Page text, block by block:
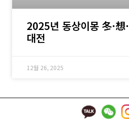
2025년 동상이몽 冬·想
대전
12월 26, 2025